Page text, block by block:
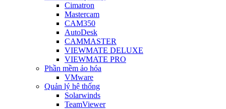
Cimatron
Mastercam
CAM350
AutoDesk
CAMMASTER
VIEWMATE DELUXE
VIEWMATE PRO
Phần mềm ảo hóa
VMware
Quản lý hệ thống
Solarwinds
TeamViewer